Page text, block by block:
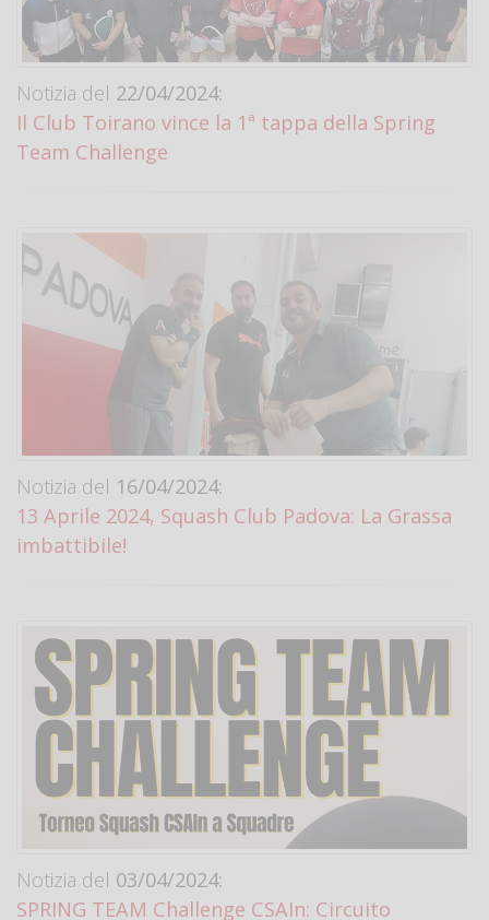
Notizia del 22/04/2024:
Il Club Toirano vince la 1ª tappa della Spring
Team Challenge
Notizia del 16/04/2024:
13 Aprile 2024, Squash Club Padova: La Grassa
imbattibile!
Notizia del 03/04/2024:
SPRING TEAM Challenge CSAIn: Circuito